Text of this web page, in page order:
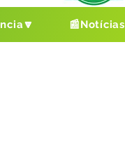
📰Notícias